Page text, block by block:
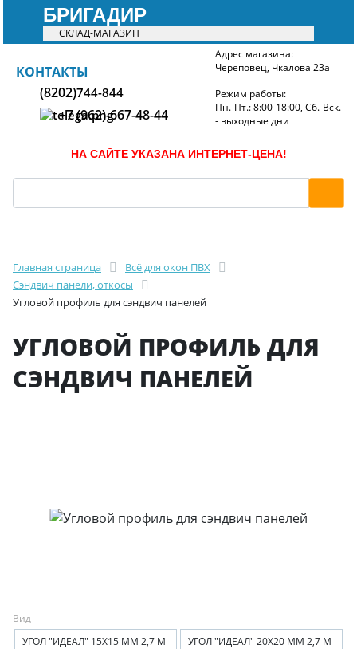
БРИГАДИР
СКЛАД-МАГАЗИН
БРИГАДИР
КОНТАКТЫ
(8202)744-844
+7 (962)-667-48-44
Адрес магазина:
Череповец, Чкалова 23а
Режим работы:
Пн.-Пт.: 8:00-18:00, Сб.-Вск.
- выходные дни
НА САЙТЕ УКАЗАНА ИНТЕРНЕТ-ЦЕНА!
Главная страница
Всё для окон ПВХ
Сэндвич панели, откосы
Угловой профиль для сэндвич панелей
УГЛОВОЙ ПРОФИЛЬ ДЛЯ
СЭНДВИЧ ПАНЕЛЕЙ
Вид
УГОЛ "ИДЕАЛ" 15Х15 ММ 2,7 М
УГОЛ "ИДЕАЛ" 20Х20 ММ 2,7 М